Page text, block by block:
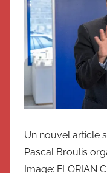
Un nouvel article
Pascal Broulis
Image: FLORIAN